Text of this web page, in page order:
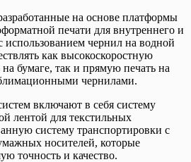
на основе платформы
печати для внутреннего и
чернил на водной
как высокоскоростную
бумаге, так и прямую печать на
чернилами.
включают в себя систему
лентой для текстильных
систему транспортировки с
носителей, которые
точность и качество.